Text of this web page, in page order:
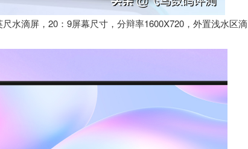
水滴屏，20：9屏幕尺寸，分辩率1600X720，外置浅水区滴